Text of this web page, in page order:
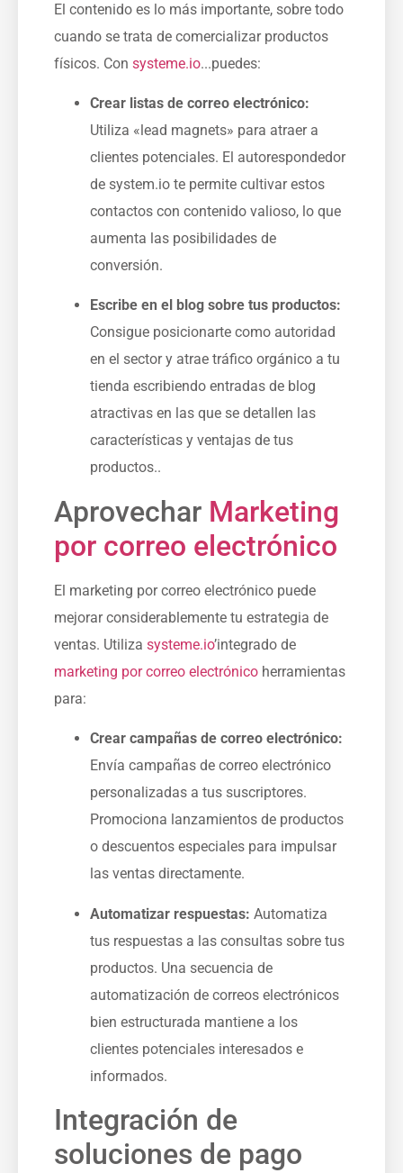
El contenido es lo más importante, sobre todo
⁤cuando se trata de comercializar productos
físicos. Con ‌ systeme.io...puedes:
Crear listas de correo electrónico:
Utiliza «lead magnets» para atraer a
clientes potenciales. El autorespondedor
de system.io te permite cultivar estos
contactos con contenido valioso, lo que
aumenta las posibilidades de
conversión.
Escribe en el blog sobre tus productos:
Consigue posicionarte como autoridad
en el sector y atrae tráfico orgánico a tu
tienda escribiendo entradas de blog
atractivas en las que se detallen las
características y ventajas de tus
productos.⁤.
Aprovechar Marketing
por correo electrónico
El marketing por correo electrónico puede
mejorar considerablemente tu estrategia de
ventas. Utiliza systeme.io’integrado de
marketing por correo electrónico herramientas
para:
Crear campañas de correo electrónico:
Envía campañas de correo electrónico
personalizadas a tus suscriptores.
Promociona lanzamientos de productos
o descuentos especiales para impulsar
las ventas directamente.
Automatizar respuestas: ‍Automatiza
tus respuestas a las consultas sobre tus
productos. Una secuencia de
automatización de correos electrónicos
bien estructurada mantiene a los
clientes potenciales interesados e
informados.
Integración de
soluciones de pago‍